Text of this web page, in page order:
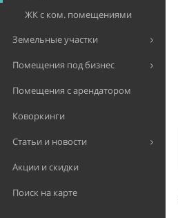
ЖК с ком. помещениями
Земельные участки
Помещения под бизнес
Помещения с арендатором
Коворкинги
Статьи и новости
Акции и скидки
Поиск на карте